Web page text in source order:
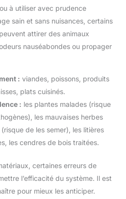
à utiliser avec prudence
sain et sans nuisances, certains
attirer des animaux
nauséabondes ou propager
: viandes, poissons, produits
plats cuisinés.
: les plantes malades (risque
les mauvaises herbes
de les semer), les litières
les cendres de bois traitées.
certaines erreurs de
l’efficacité du système. Il est
pour mieux les anticiper.